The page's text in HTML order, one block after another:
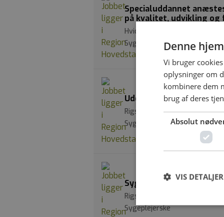
Specialuddannet
på kvalitet, udvikling
Hvidovre Hospital |
Sygeplejerske med
Uddannelsesansvarlig
Rigshospitalet, Blegdamsvej
Sygeplejerske med
Sygeplejerske søges til
Rigshospitalet, Blegdamsvej
Sygeplejerske
Denne
Vi bruger
oplysninger om
kombinere dem
brug af deres
Absolut
VIS DETALJER